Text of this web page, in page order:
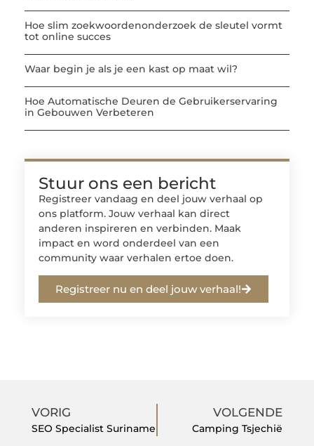
Hoe slim zoekwoordenonderzoek de sleutel vormt
tot online succes
Waar begin je als je een kast op maat wil?
Hoe Automatische Deuren de Gebruikerservaring
in Gebouwen Verbeteren
Stuur ons een bericht
Registreer vandaag en deel jouw verhaal op
ons platform. Jouw verhaal kan direct
anderen inspireren en verbinden. Maak
impact en word onderdeel van een
community waar verhalen ertoe doen.
Registreer nu en deel jouw verhaal!
VORIG
SEO Specialist Suriname
VOLGENDE
Camping Tsjechië